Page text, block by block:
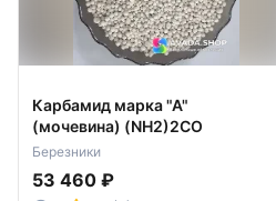
Карбамид марка "А"
(мочевина) (NH2)2CO
Березники
53 460 ₽